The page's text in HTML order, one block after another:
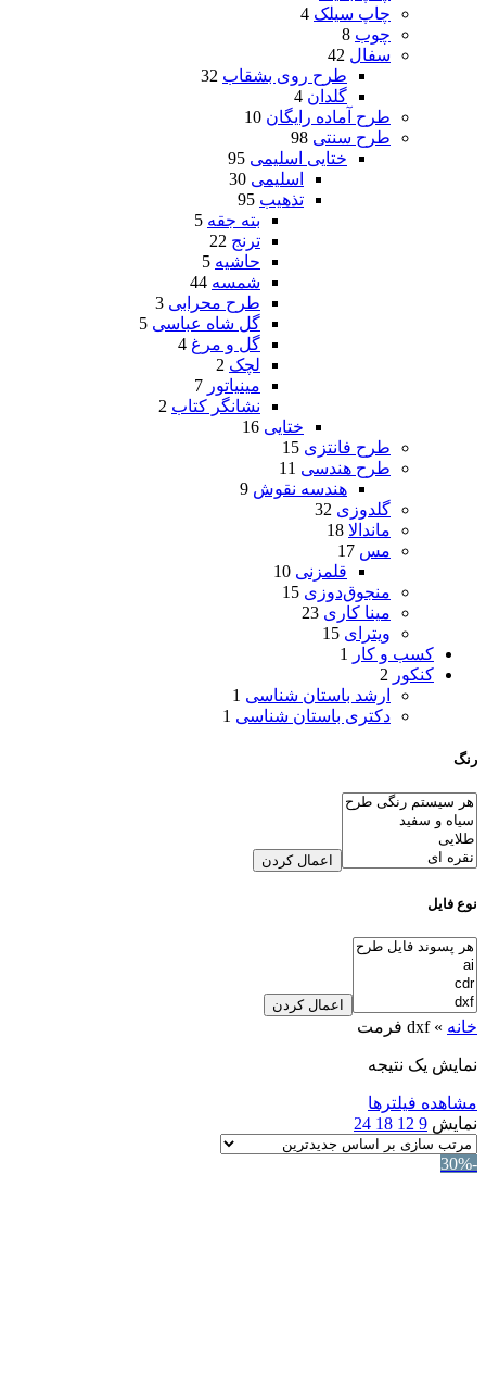
چاپ سیلک 4
چوب 8
سفال 42
طرح روی بشقاب 32
گلدان 4
طرح آماده رایگان 10
طرح سنتی 98
ختایی اسلیمی 95
اسلیمی 30
تذهیب 95
بته جقه 5
ترنج 22
حاشیه 5
شمسه 44
طرح محرابی 3
گل شاه عباسی 5
گل و مرغ 4
لچک 2
مینیاتور 7
نشانگر کتاب 2
ختایی 16
طرح فانتزی 15
طرح هندسی 11
هندسه نقوش 9
گلدوزی 32
ماندالا 18
مس 17
قلمزنی 10
منجوق‌دوزی 15
مینا کاری 23
ویترای 15
کسب و کار
1
کنکور 2
ارشد باستان شناسی 1
دکتری باستان شناسی 1
رنگ
اعمال کردن
نوع فایل
اعمال کردن
خانه »dxf فرمت
نمایش یک نتیجه
مشاهده فیلترها
نمایش 9
12
18
24
-30%